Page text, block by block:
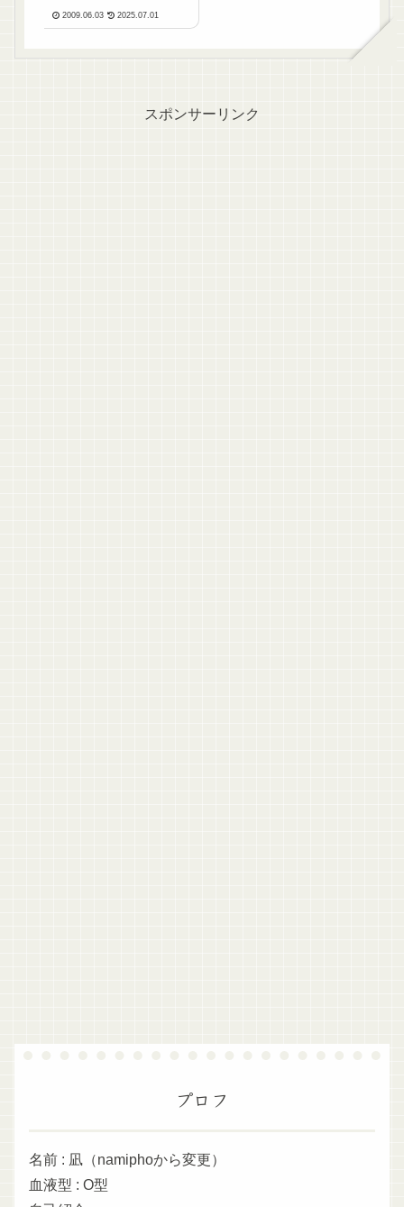
４ 2019/05/04 商用ライ
2009.06.03 2025.07.01
スポンサーリンク
プロフ
名前 : 凪（namiphoから変更）
血液型 : O型